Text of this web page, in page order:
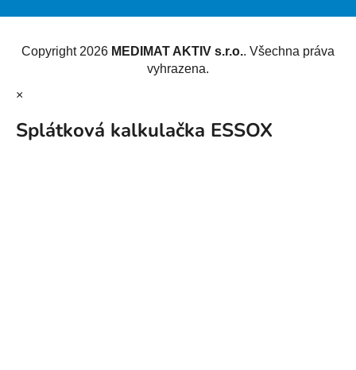
Copyright 2026 MEDIMAT AKTIV s.r.o.. Všechna práva
vyhrazena.
×
Splátková kalkulačka ESSOX